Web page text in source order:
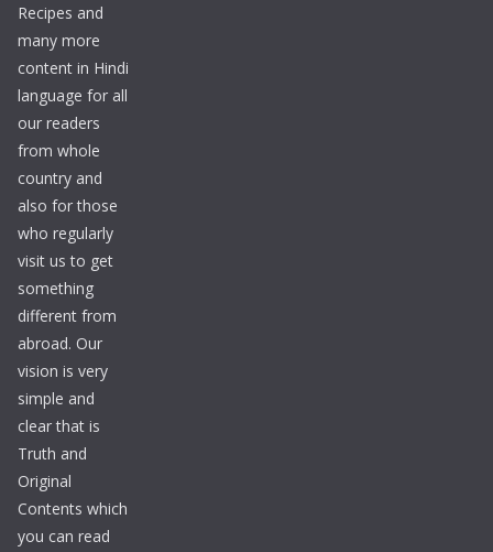
Recipes and
many more
content in Hindi
language for all
our readers
from whole
country and
also for those
who regularly
visit us to get
something
different from
abroad. Our
vision is very
simple and
clear that is
Truth and
Original
Contents which
you can read